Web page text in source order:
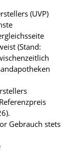
(UVP)
(Stand:
Gebrauch stets